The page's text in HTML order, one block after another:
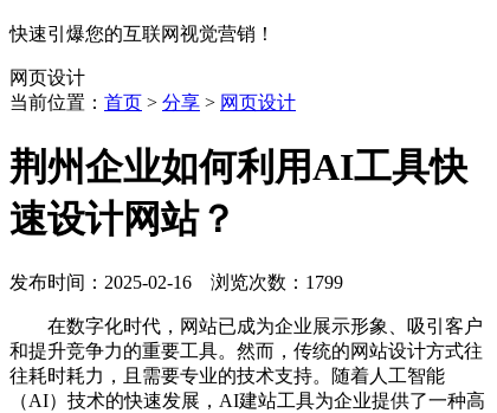
快速引爆您的互联网视觉营销！
网页设计
当前位置： 首页 > 分享 > 网页设计
荆州企业如何利用AI工具快
速设计网站？
发布时间：2025-02-16 浏览次数：1799
在数字化时代，网站已成为企业展示形象、吸引客户
和提升竞争力的重要工具。然而，传统的网站设计方式往
往耗时耗力，且需要专业的技术支持。随着人工智能
（AI）技术的快速发展，AI建站工具为企业提供了一种高